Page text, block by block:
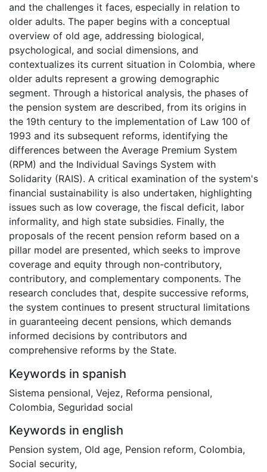
and the challenges it faces, especially in relation to
older adults. The paper begins with a conceptual
overview of old age, addressing biological,
psychological, and social dimensions, and
contextualizes its current situation in Colombia, where
older adults represent a growing demographic
segment. Through a historical analysis, the phases of
the pension system are described, from its origins in
the 19th century to the implementation of Law 100 of
1993 and its subsequent reforms, identifying the
differences between the Average Premium System
(RPM) and the Individual Savings System with
Solidarity (RAIS). A critical examination of the system's
financial sustainability is also undertaken, highlighting
issues such as low coverage, the fiscal deficit, labor
informality, and high state subsidies. Finally, the
proposals of the recent pension reform based on a
pillar model are presented, which seeks to improve
coverage and equity through non-contributory,
contributory, and complementary components. The
research concludes that, despite successive reforms,
the system continues to present structural limitations
in guaranteeing decent pensions, which demands
informed decisions by contributors and
comprehensive reforms by the State.
Keywords in spanish
Sistema pensional, Vejez, Reforma pensional,
Colombia, Seguridad social
Keywords in english
Pension system, Old age, Pension reform, Colombia,
Social security,